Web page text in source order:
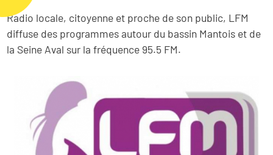
Radio locale, citoyenne et proche de son public, LFM
diffuse des programmes autour du bassin Mantois et de
la Seine Aval sur la fréquence 95.5 FM.